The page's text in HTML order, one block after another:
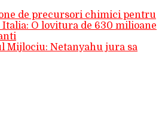
de precursori chimici pentru
O lovitura de 630 milioane
Mijlociu: Netanyahu jura sa